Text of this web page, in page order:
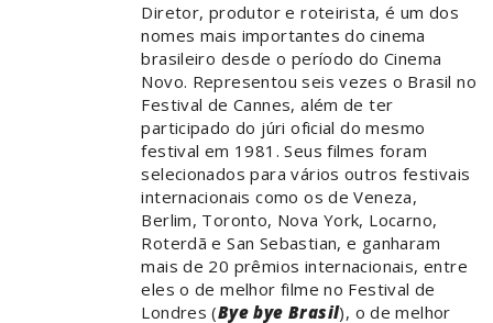
Diretor, produtor e roteirista, é um dos
nomes mais importantes do cinema
brasileiro desde o período do Cinema
Novo. Representou seis vezes o Brasil no
Festival de Cannes, além de ter
participado do júri oficial do mesmo
festival em 1981. Seus filmes foram
selecionados para vários outros festivais
internacionais como os de Veneza,
Berlim, Toronto, Nova York, Locarno,
Roterdã e San Sebastian, e ganharam
mais de 20 prêmios internacionais, entre
eles o de melhor filme no Festival de
Londres (Bye bye Brasil), o de melhor